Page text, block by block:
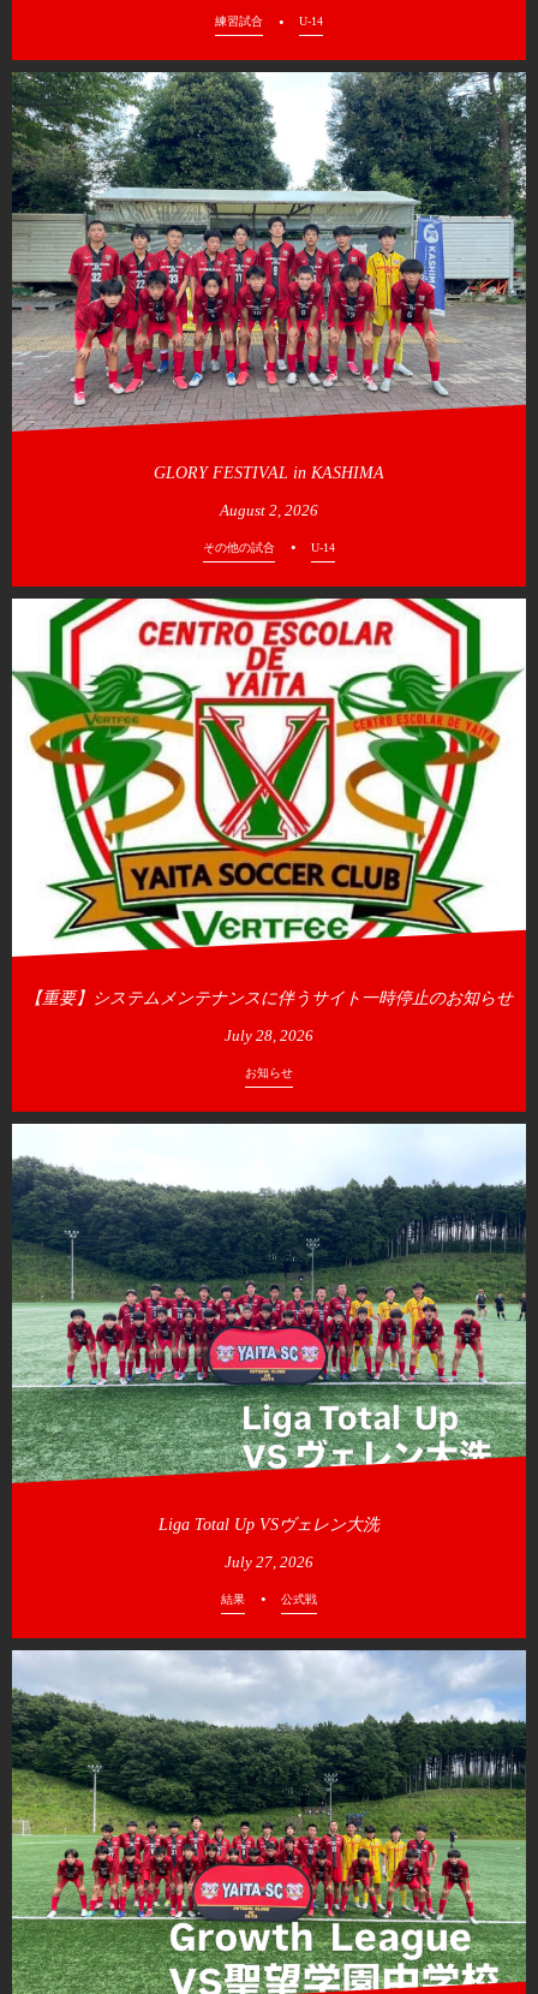
練習試合 U-14
GLORY FESTIVAL in KASHIMA
August 2 2026
その他の試合 U-14
【重要】システムメンテナンスに伴うサイト一時停止のお知らせ
July 28, 2026
お知らせ
Liga Total Up VSヴェレン大洗
July 27 2026
結果 公式戦